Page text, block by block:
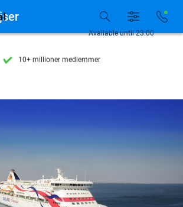
Tilgængelig 7 dage om ugenAvailable until 23:00